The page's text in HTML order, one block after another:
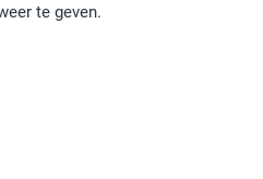
te geven.